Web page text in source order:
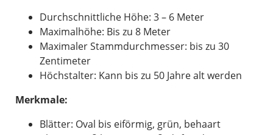
Durchschnittliche Höhe: 3 – 6 Meter
Maximalhöhe: Bis zu 8 Meter
Maximaler Stammdurchmesser: bis zu 30
Zentimeter
Höchstalter: Kann bis zu 50 Jahre alt werden
Merkmale:
Blätter: Oval bis eiförmig, grün, behaart